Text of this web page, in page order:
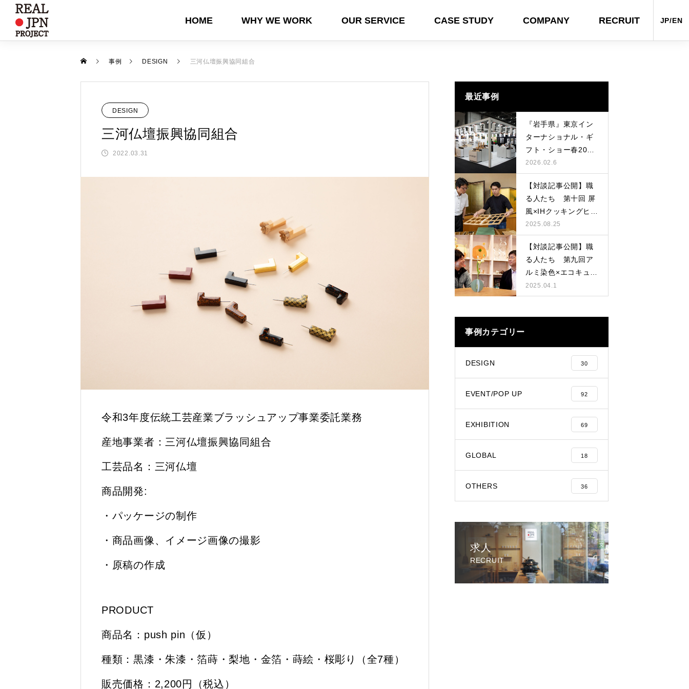
HOME WHY WE WORK OUR SERVICE CASE STUDY COMPANY RECRUIT JP/EN
2024.03.31
ヤサシサノカタチ。のオンラインサ
イトを制作させていただきました
2024.03.15
2024.01.04
『迎春 2024 ナナフロのお正月』～
年明けまで
2023.12.26
フト・ショー春2025に出展しました
2025.02.14
『岩手県』東京インターナショナ
ル・ギフト・ショー春2025に出展し
ました2025.02.14
2024.10.25
「NY NOW 2024 summer」出展者
募集中！
2024.05.13
2025.04.01
【対談記事公開】職る人たち 第八
回 瀬戸染付焼×ジェットタオル
2024.10.09
事例 DESIGN 三河仏壇振興協同組合
DESIGN
三河仏壇振興協同組合
2022.03.31
令和3年度伝統工芸産業ブラッシュアップ事業委託業務
産地事業者：三河仏壇振興協同組合
工芸品名：三河仏壇
商品開発:
・パッケージの制作
・商品画像、イメージ画像の撮影
・原稿の作成
PRODUCT
商品名：push pin（仮）
種類：黒漆・朱漆・箔蒔・梨地・金箔・蒔絵・桜彫り（全7種）
販売価格：2,200円（税込）
最近事例
『岩手県』東京イン
ターナショナル・ギ
フト・ショー春2026
に出展しました
2026.02.6
【対談記事公開】職
る人たち 第十回 屏
風×IHクッキングヒー
ター
2025.08.25
【対談記事公開】職
る人たち 第九回ア
ルミ染色×エコキュー
ト
2025.04.1
事例カテゴリー
DESIGN 30
EVENT/POP UP 92
EXHIBITION 69
GLOBAL 18
OTHERS 36
求人
RECRUIT